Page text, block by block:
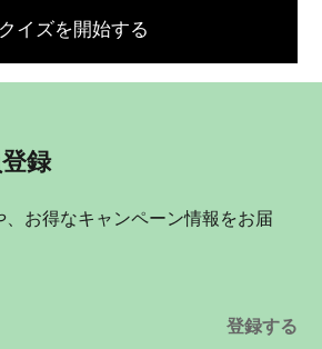
録
、お得なキャンペーン情報をお届